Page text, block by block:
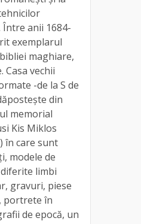
anii 1684-
exemplarul
maghiare,
Casa vechii
-de la S de
din
memorial
Kis Miklos
în care sunt
modele de
limbi
gravuri, piese
portrete în
de epocă, un